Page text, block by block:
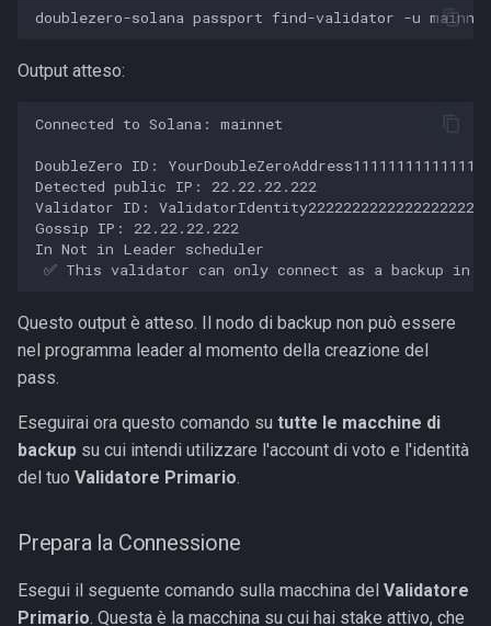
Output atteso:
Connected to Solana: mainnet
DoubleZero ID:
Detected public IP: 22.22.22.222
Validator ID:
Gossip IP: 22.22.22.222
In Not in Leader scheduler
Questo output è atteso. Il nodo di backup non può essere
nel programma leader al momento della creazione del
pass.
Eseguirai ora questo comando su tutte le macchine di
backup su cui intendi utilizzare l'account di voto e l'identità
del tuo Validatore Primario.
Prepara la Connessione
Esegui il seguente comando sulla macchina del Validatore
Primario. Questa è la macchina su cui hai stake attivo, che